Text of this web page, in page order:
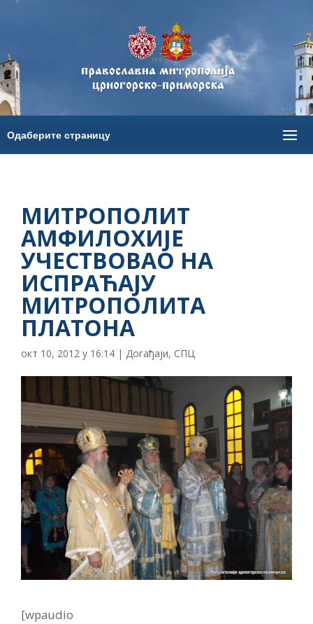
МИТРОПОЛИТ
АМФИЛОХИЈЕ
УЧЕСТВОВАО НА
ИСПРАЋАЈУ
МИТРОПОЛИТА
ПЛАТОНА
окт 10, 2012 у 16:14 | Догађаји, СПЦ
[wpaudio